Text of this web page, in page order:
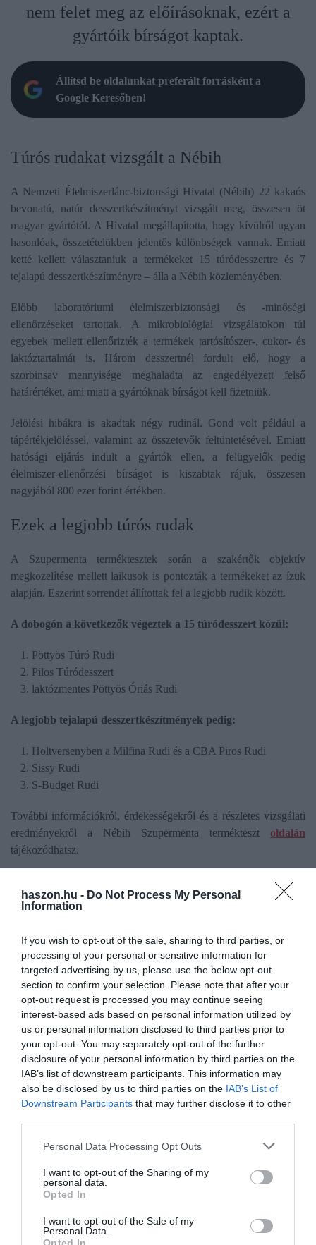
haszon.hu - Do Not Process My Personal
Information
If you wish to opt-out of the sale, sharing to third parties, or
processing of your personal or sensitive information for
targeted advertising by us, please use the below opt-out
section to confirm your selection. Please note that after your
opt-out request is processed you may continue seeing
interest-based ads based on personal information utilized by
us or personal information disclosed to third parties prior to
your opt-out. You may separately opt-out of the further
disclosure of your personal information by third parties on the
IAB’s list of downstream participants. This information may
also be disclosed by us to third parties on the IAB’s List of
Downstream Participants that may further disclose it to other
Please note that this website/app uses one or more Google
not limited to your visit or usage behaviour. You may click to
grant or deny consent to Google and its third-party tags to
use your data for below specified purposes in below Google
consent section.
Personal Data Processing Opt Outs
I want to opt-out of the Sharing of my
personal data.
Opted In
I want to opt-out of the Sale of my
Personal Data.
nem felet meg az előírásoknak, ezért a
gyártóik bírságot kaptak.
Állítsd be oldalunkat preferált forrásként a
Google Keresőben!
Túrós rudakat vizsgált a Nébih
A Nemzeti Élelmiszerlánc-biztonsági Hivatal (Nébih) 22 kakaós
bevonatú, natúr desszertkészítményt vizsgált meg, összesen öt
magyar gyártótól. A Hivatal megállapította, hogy kívülről ugyan
hasonlóak, összetételükben jelentős különbségek vannak. Emiatt
ketté kellett választaniuk a termékeket 15 túródesszertre és 7
tejalapú desszertkészítményre – álla a Nébih közleményében.
Előbb laboratóriumi élelmiszerbiztonsági és -minőségi
ellenőrzéseket tartottak. A mikrobiológiai vizsgálatokon túl
egyebek mellett ellenőrizték a termékek tartósítószer-, cukor- és
laktóztartalmát is. Három desszertnél fordult elő, hogy a
szorbinsav mennyisége meghaladta az engedélyezett felső
határértéket, ami miatt a gyártóknak bírságot kell fizetniük.
Jelölési hibákra is akadtak négy rudinál. Gond volt például a
tápértékjelöléssel, valamint az összetevők feltüntetésével. Emiatt
hatósági eljárás indult a gyártók ellen, a felügyelők pedig
élelmiszer-ellenőrzési bírságot is kiszabtak rájuk, összesen
nagyjából 800 ezer forint értékben.
Ezek a legjobb túrós rudak
A Szupermenta terméktesztek során a szakértők objektív
megközelítése mellett laikusok is pontozták a termékeket az ízük
alapján. Eszerint sorrendet állítottak fel a legjobb rudik között.
A dobogón a következők végeztek a 15 túródesszert közül:
Pöttyös Túró Rudi
Pilos Túródesszert
laktózmentes Pöttyös Óriás Rudi
A legjobb tejalapú desszertkészítmények pedig:
Holtversenyben a Milfina Rudi és a CBA Piros Rudi
Sissy Rudi
S-Budget Rudi
További információkról, érdekességekről és a részletes vizsgálati
eredményekről a Nébih Szupermenta termékteszt oldalán
tájékozódhatsz.
teszteredményéről is beszámoltunk.
EBBENa cikkünkben az
általuk legjobbnak tartott ételízesítőket mutattuk be,EBBEN
pedig a legkedveltebb itthon kapható tálcás gombatermékeket
vizsgáltuk meg. Ha pedig valaki kertészkedni is szeret, érdemes
elolvasniaEZTaz írásunkat, amelyben a cseresznye- és
koktélparadicsom-vetőmagtermékeket listázta a Nébih.
desszert teszt nébih